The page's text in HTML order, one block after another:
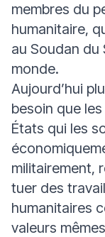
membres du
humanitaire,
au Soudan du
monde.
Aujourd’hui
besoin que
États qui les
militairement,
tuer des
humanitaires
valeurs